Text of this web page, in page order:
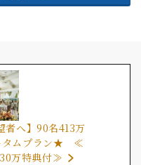
者へ】90名413万
ムプラン★ ≪
万特典付≫